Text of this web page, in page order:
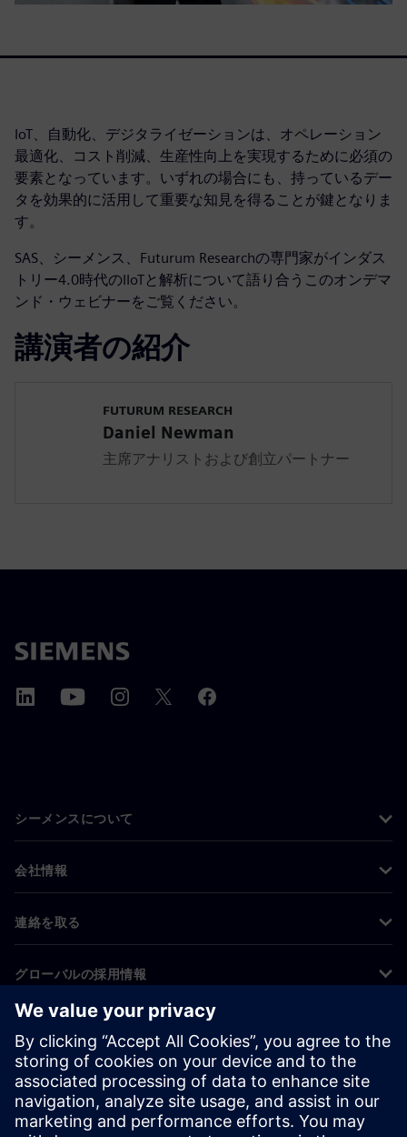
IoT、自動化、デジタライゼーションは、オペレーション
最適化、コスト削減、生産性向上を実現するために必須の
要素となっています。いずれの場合にも、持っているデー
タを効果的に活用して重要な知見を得ることが鍵となりま
す。
SAS、シーメンス、Futurum Researchの専門家がインダス
トリー4.0時代のIIoTと解析について語り合うこのオンデマ
ンド・ウェビナーをご覧ください。
講演者の紹介
FUTURUM RESEARCH
Daniel Newman
主席アナリストおよび創立パートナー
シーメンスについて
会社情報
連絡を取る
グローバルの採用情報
©Siemens 2026
コーポレート情報